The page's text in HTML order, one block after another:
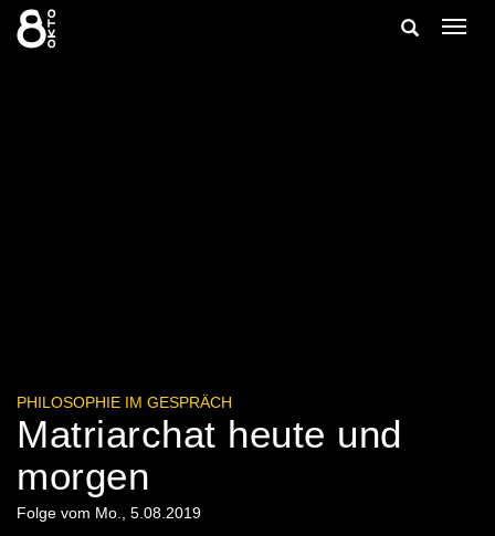
Zum
Inhalt
springen
Suche
PHILOSOPHIE IM GESPRÄCH
Matriarchat heute und
morgen
Folge vom Mo., 5.08.2019